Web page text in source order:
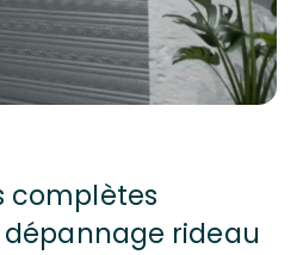
complètes
dépannage rideau